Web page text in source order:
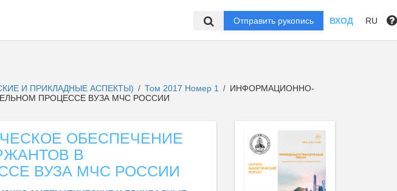
Отправить рукопись ВХОД RU
И ПРИКЛАДНЫЕ АСПЕКТЫ) / Том 2017 Номер 1 / ИНФОРМАЦИОННО-
ПРОЦЕССЕ ВУЗА МЧС РОССИИ
ОБЕСПЕЧЕНИЕ
В
ВУЗА МЧС РОССИИ